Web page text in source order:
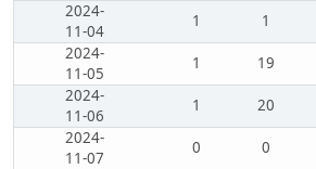
2024-
11-04
1 1
2024-
11-05
1 19
2024-
11-06
1 20
2024-
11-07
0 0